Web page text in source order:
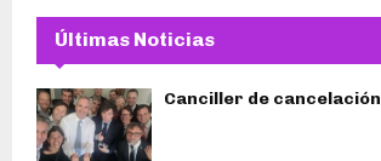
Últimas Noticias
Canciller de cancelación